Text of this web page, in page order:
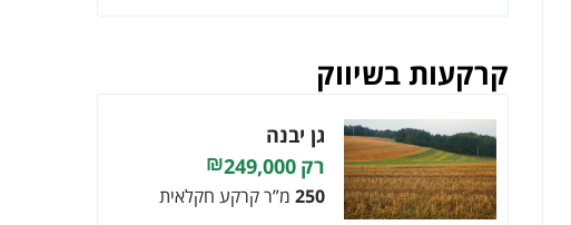
קרקעות בשיווק
גן יבנה
249,000
250 מ”ר קרקע חקלאית